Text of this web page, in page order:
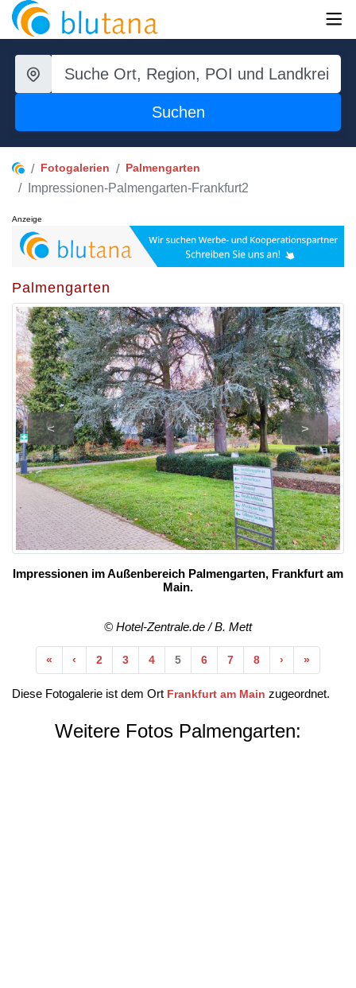
Suchen
Fotogalerien Palmengarten
Impressionen-Palmengarten-Frankfurt2
Anzeige
Palmengarten
< >
Impressionen im Außenbereich Palmengarten, Frankfurt am
Main.
© Hotel-Zentrale.de / B. Mett
« Anfang
‹ Vorherige
2 3 4 5 6 7 8 › Nächste
»
Diese Fotogalerie ist dem Ort Frankfurt am Main zugeordnet.
Weitere Fotos Palmengarten: